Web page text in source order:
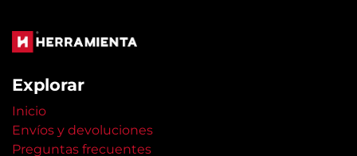
Explorar
Inicio
Envíos y devoluciones
Preguntas frecuentes